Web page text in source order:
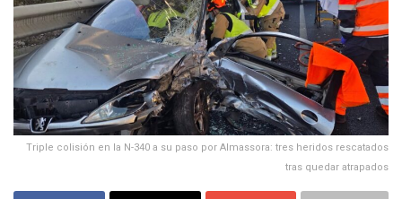
Triple colisión en la N-340 a su paso por Almassora: tres heridos rescatados
tras quedar atrapados